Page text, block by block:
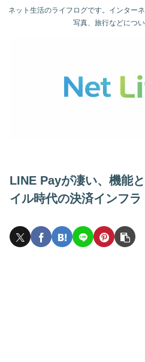
ネット生活のライフログです。インター
写真、旅行などについ
LINE Payが凄い、機能
イル時代の決済インフラ